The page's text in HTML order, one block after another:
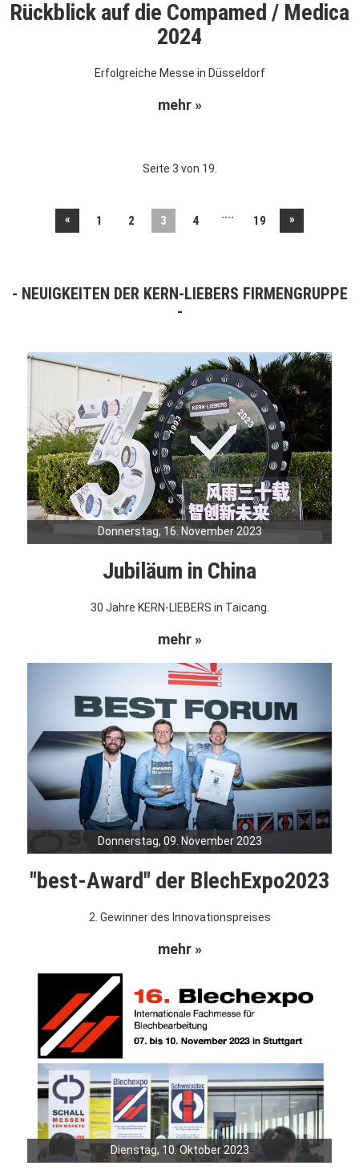
Rückblick auf die Compamed / Medica
2024
Erfolgreiche Messe in Düsseldorf
mehr »
Seite 3 von 19.
« 1 2 3 4 .... 19 »
NEUIGKEITEN DER KERN-LIEBERS FIRMENGRUPPE
Donnerstag, 16. November 2023
Jubiläum in China
30 Jahre KERN-LIEBERS in Taicang.
mehr »
Donnerstag, 09. November 2023
"best-Award" der BlechExpo2023
2. Gewinner des Innovationspreises
mehr »
Dienstag, 10. Oktober 2023